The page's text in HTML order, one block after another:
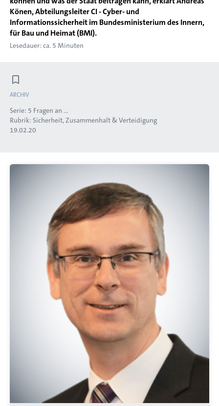
Könen, Abteilungsleiter CI - Cyber- und
Informationssicherheit im Bundesministerium des Innern,
für Bau und Heimat (BMI).
Lesedauer: ca. 5 Minuten
ARCHIV
Serie: 5 Fragen an ...
Rubrik: Sicherheit, Zusammenhalt & Verteidigung
19.02.20